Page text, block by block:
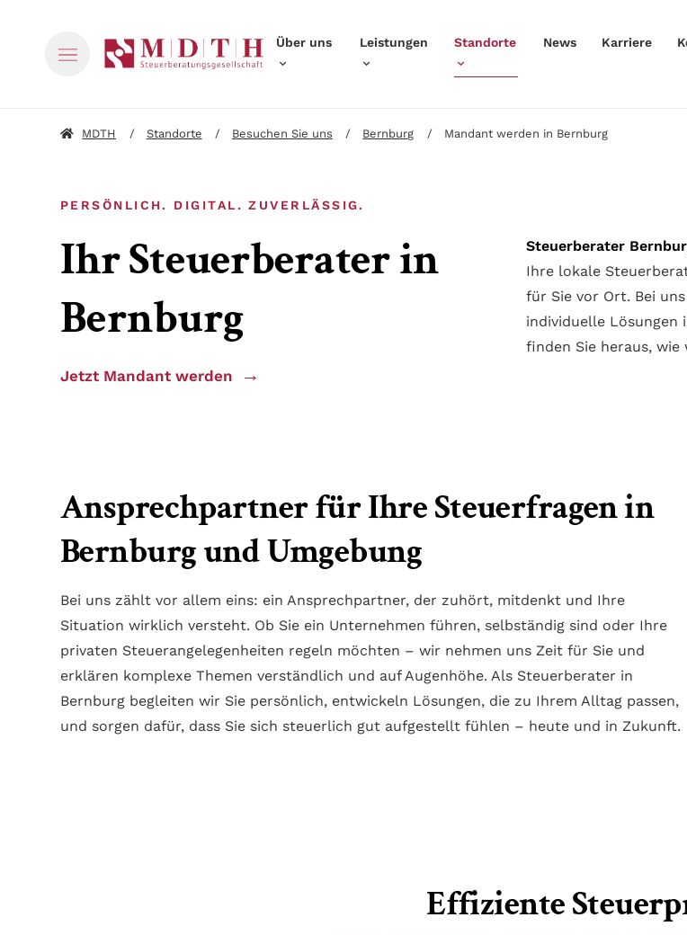
überspringen
Über uns Leistungen Standorte News Karriere
MDTH Standorte Besuchen Sie uns Bernburg Mandant werden in Bernburg
PERSÖNLICH. DIGITAL. ZUVERLÄSSIG.
Ihr Steuerberater in
Bernburg
Jetzt Mandant werden
Steuerberater
Ihre lokale
für Sie vor Ort. Bei
individuelle Lösungen
finden Sie heraus,
Ansprechpartner für Ihre Steuerfragen in
Bernburg und Umgebung
Bei uns zählt vor allem eins: ein Ansprechpartner, der zuhört, mitdenkt und Ihre
Situation wirklich versteht. Ob Sie ein Unternehmen führen, selbständig sind oder Ihre
privaten Steuerangelegenheiten regeln möchten – wir nehmen uns Zeit für Sie und
erklären komplexe Themen verständlich und auf Augenhöhe. Als Steuerberater in
Bernburg begleiten wir Sie persönlich, entwickeln Lösungen, die zu Ihrem Alltag passen,
und sorgen dafür, dass Sie sich steuerlich gut aufgestellt fühlen – heute und in Zukunft.
Effiziente